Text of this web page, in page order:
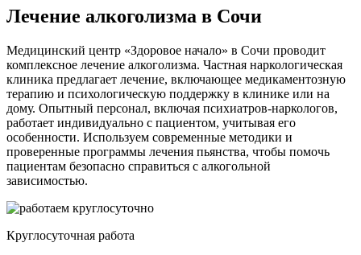
Лечение алкоголизма в Сочи
Медицинский центр «Здоровое начало» в Сочи проводит
комплексное лечение алкоголизма. Частная наркологическая
клиника предлагает лечение, включающее медикаментозную
терапию и психологическую поддержку в клинике или на
дому. Опытный персонал, включая психиатров-наркологов,
работает индивидуально с пациентом, учитывая его
особенности. Используем современные методики и
проверенные программы лечения пьянства, чтобы помочь
пациентам безопасно справиться с алкогольной
зависимостью.
Круглосуточная работа